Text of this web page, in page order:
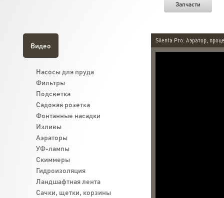
Запчасти
Silenta Pro. Аэратор,
Видео
Насосы для пруда
Фильтры
Подсветка
Садовая розетка
Фонтанные насадки
Изливы
Аэраторы
УФ-лампы
Скиммеры
Гидроизоляция
Ландшафтная лента
Cачки, щетки, корзины